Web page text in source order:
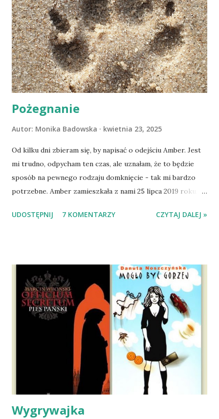
Pożegnanie
Autor: Monika Badowska kwietnia 23, 2025
Od kilku dni zbieram się, by napisać o odejściu Amber. Jest
mi trudno, odpycham ten czas, ale uznałam, że to będzie
sposób na pewnego rodzaju domknięcie - tak mi bardzo
potrzebne. Amber zamieszkała z nami 25 lipca 2019 roku.
Mazowieckim, pojechaliśmy na wizytę zapoznawczą, a kilka
wspólnego życia przeczytacie TUTAJ i TUTAJ . Gdy już
nieco okrzepliśmy w codzienności z psem, a Amber - z
ludźmi i kotami, pojawił się pomysł na wspólny jesienny
wyjazd w Beskid Niski. Zanim to jednak się stało psica miała
atak padaczki, co spowodowało, że wyjazd odwołaliśmy,
wdrożyliśmy leczenie i od nowa zaczęliśmy oswajać z nami i
wspólnym życiem zdezorientowanego chorobą psa. Udało
się ustabilizować zawirowania zdrowotne i wówczas
zaczęliśmy się cieszyć sobą wzajemnie już na 100%.
Dopier...
UDOSTĘPNIJ 7 KOMENTARZY CZYTAJ DALEJ »
Wygrywajka